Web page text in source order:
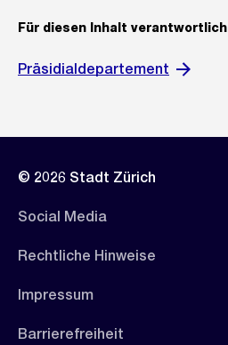
Für diesen Inhalt verantwortlich
Präsidialdepartement
© 2026 Stadt Zürich
Social Media
Rechtliche Hinweise
Impressum
Barrierefreiheit